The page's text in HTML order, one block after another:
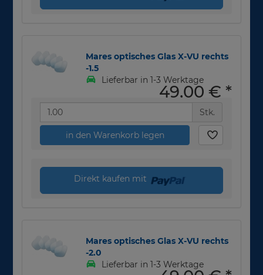
Mares optisches Glas X-VU rechts
-1.5
Lieferbar in 1-3 Werktage
49,00 € *
Stk.
in den Warenkorb legen
Direkt kaufen mit
Mares optisches Glas X-VU rechts
-2.0
Lieferbar in 1-3 Werktage